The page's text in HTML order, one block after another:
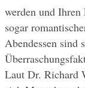
werden und
sogar
Abendessen sind
Laut Dr. Richard